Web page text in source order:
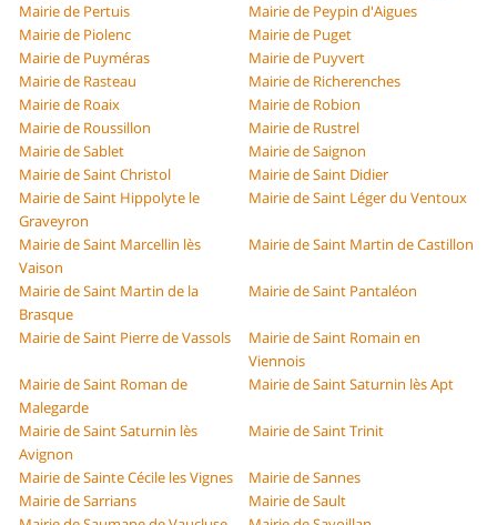
Mairie de Pertuis
Mairie de Peypin d'Aigues
Mairie de Piolenc
Mairie de Puget
Mairie de Puyméras
Mairie de Puyvert
Mairie de Rasteau
Mairie de Richerenches
Mairie de Roaix
Mairie de Robion
Mairie de Roussillon
Mairie de Rustrel
Mairie de Sablet
Mairie de Saignon
Mairie de Saint Christol
Mairie de Saint Didier
Mairie de Saint Hippolyte le
Graveyron
Mairie de Saint Léger du Ventoux
Mairie de Saint Marcellin lès
Vaison
Mairie de Saint Martin de Castillon
Mairie de Saint Martin de la
Brasque
Mairie de Saint Pantaléon
Mairie de Saint Pierre de Vassols
Mairie de Saint Romain en
Viennois
Mairie de Saint Roman de
Malegarde
Mairie de Saint Saturnin lès Apt
Mairie de Saint Saturnin lès
Avignon
Mairie de Saint Trinit
Mairie de Sainte Cécile les Vignes
Mairie de Sannes
Mairie de Sarrians
Mairie de Sault